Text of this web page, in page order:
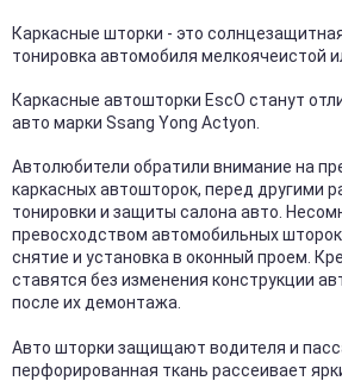
Каркасные шторки - это
тонировка автомобиля мелкоячеистой
Каркасные автошторки EscO станут
авто марки Ssang Yong Actyon.
Автолюбители обратили внимание на
каркасных автошторок, перед другими
тонировки и защиты салона авто.
превосходством автомобильных
снятие и установка в оконный проем.
ставятся без изменения конструкции
после их демонтажа.
Авто шторки защищают водителя и
перфорированная ткань рассеивает